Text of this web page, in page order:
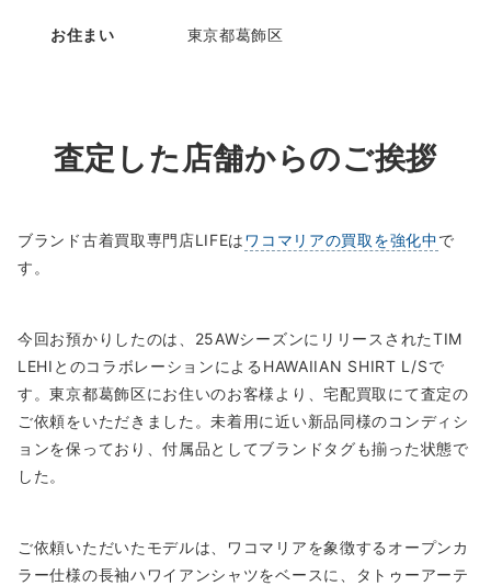
お住まい 東京都葛飾区
査定した店舗からのご挨拶
ブランド古着買取専門店LIFEはワコマリアの買取を強化中で
す。
今回お預かりしたのは、25AWシーズンにリリースされたTIM
LEHIとのコラボレーションによるHAWAIIAN SHIRT L/Sで
す。東京都葛飾区にお住いのお客様より、宅配買取にて査定の
ご依頼をいただきました。未着用に近い新品同様のコンディシ
ョンを保っており、付属品としてブランドタグも揃った状態で
した。
ご依頼いただいたモデルは、ワコマリアを象徴するオープンカ
ラー仕様の長袖ハワイアンシャツをベースに、タトゥーアーテ